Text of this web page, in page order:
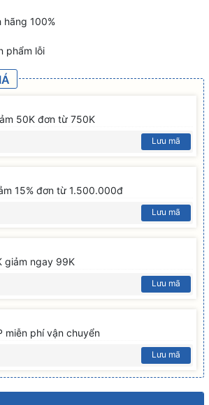
hãng 100%
phẩm lỗi
50K đơn từ 750K
Lưu mã
15% đơn từ 1.500.000đ
Lưu mã
giảm ngay 99K
Lưu mã
miễn phí vận chuyển
Lưu mã